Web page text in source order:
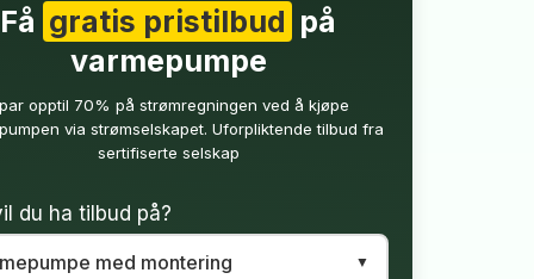
Få gratis pristilbud på
varmepumpe
opptil 70% på strømregningen ved å kjøpe
via strømselskapet. Uforpliktende tilbud fra
sertifiserte selskap
du ha tilbud på?